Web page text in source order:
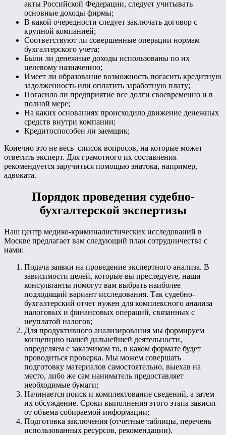
акты Российской Федерации, следует учитывать
основные доходы фирмы;
В какой очередности следует заключать договор с
крупной компанией;
Соответствуют ли совершенные операции нормам
бухгалтерского учета;
Были ли денежные доходы использованы по их
целевому назначению;
Имеет ли образование возможность погасить кредитную
задолженность или оплатить заработную плату;
Погасило ли предприятие все долги своевременно и в
полной мере;
На каких основаниях происходило движение денежных
средств внутри компании;
Кредитоспособен ли заемщик;
Конечно это не весь список вопросов, на которые может
ответить эксперт. Для грамотного их составления
рекомендуется заручиться помощью знатока, например,
адвоката.
Порядок проведения судебно-
бухгалтерской экспертизы
Наш центр медико-криминалистических исследований в
Москве предлагает вам следующий план сотрудничества с
нами:
Подача заявки на проведение экспертного анализа. В
зависимости целей, которые вы преследуете, наши
консультанты помогут вам выбрать наиболее
подходящий вариант исследования. Так судебно-
бухгалтерский отчет нужен для комплексного анализа
налоговых и финансовых операций, связанных с
неуплатой налогов;
Для продуктивного анализирования мы формируем
концепцию нашей дальнейшей деятельности,
определяем с заказчиком то, в каком формате будет
проводиться проверка. Мы можем совершать
подготовку материалов самостоятельно, выехав на
место, либо же сам наниматель предоставляет
необходимые бумаги;
Начинается поиск и комплектование сведений, а затем
их обсуждение. Сроки выполнения этого этапа зависят
от объема собираемой информации;
Подготовка заключения (отчетные таблицы, перечень
использованных ресурсов, рекомендации).